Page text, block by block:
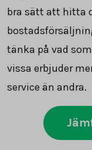
bra sätt att hitta
tänka på vad
vissa erbjuder
service än andra.